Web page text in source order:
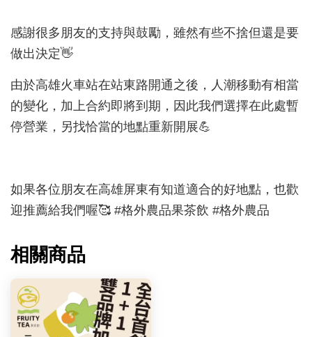
感謝很多朋友的支持與鼓勵，雖然有些不捨但還是要
做出決定👋
由於高雄火車站在站東路開通之後，人潮移動有相當
的變化，加上合約即將到期，因此我們選擇在此處暫
停營業，另找恰當的地點重新開展💪
如果各位朋友在高雄屏東有知道適合的好地點，也歡
迎推薦給我們喔🥰 #格外農品果茶飲 #格外農品
相關商品